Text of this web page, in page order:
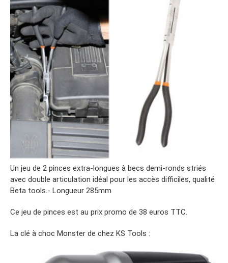
Un jeu de 2 pinces extra-longues à becs demi-ronds striés
avec double articulation idéal pour les accès difficiles, qualité
Beta tools.- Longueur 285mm
Ce jeu de pinces est au prix promo de 38 euros TTC.
La clé à choc Monster de chez KS Tools :